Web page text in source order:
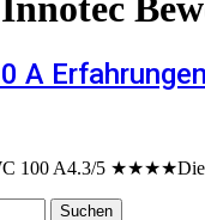
A
100 A4.3/5 ★★★★Die